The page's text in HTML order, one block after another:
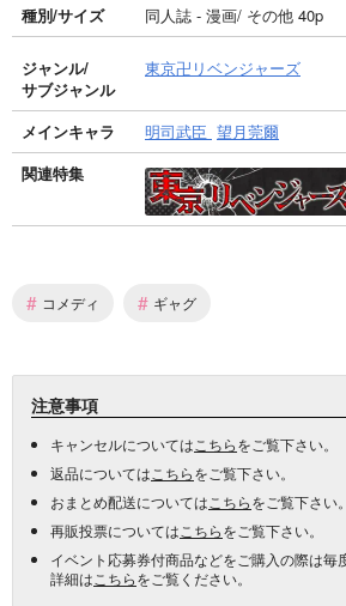
種別/サイズ
同人誌 - 漫画/ その他 40p
ジャンル/
サブジャンル
東京卍リベンジャーズ
メインキャラ 明司武臣 望月莞爾
関連特集
# コメディ # ギャグ
注意事項
キャンセルについては こちらをご覧下さい。
返品については こちらをご覧下さい。
おまとめ配送については こちらをご覧下さい。
再販投票については こちらをご覧下さい。
イベント応募券付商品などをご購入の際は毎
詳細は こちらをご覧ください。